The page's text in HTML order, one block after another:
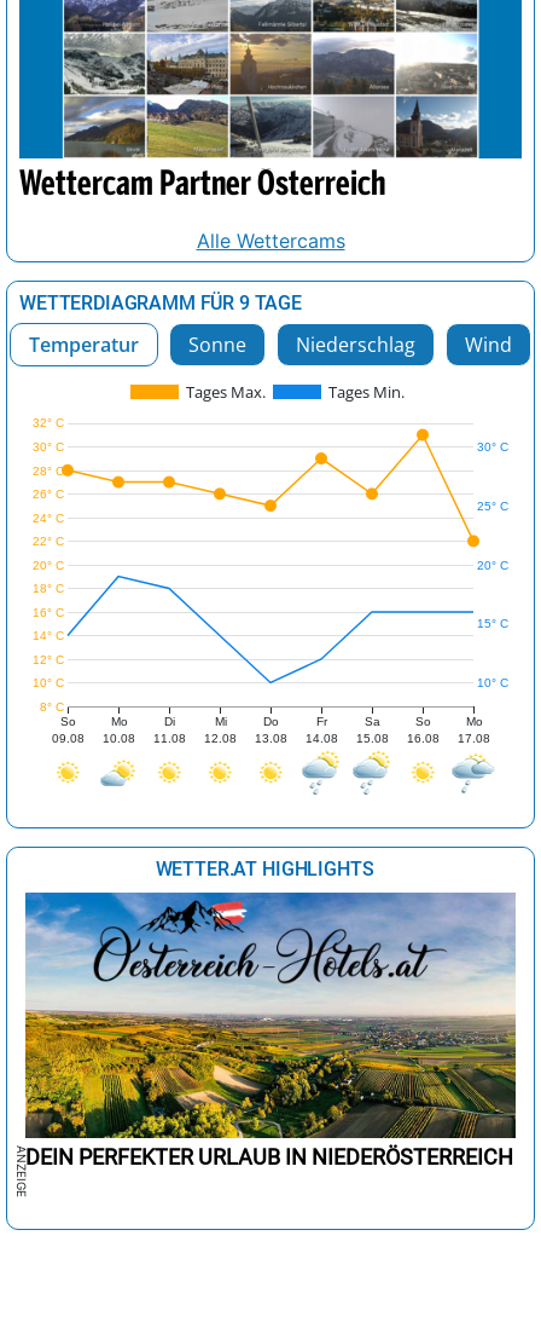
Wettercam Partner Österreich
Alle Wettercams
WETTERDIAGRAMM FÜR 9 TAGE
Temperatur Sonne Niederschlag Wind
Tages Max. Tages Min.
So
09.08
Mo
10.08
Di
11.08
Mi
12.08
Do
13.08
Fr
14.08
Sa
15.08
So
16.08
Mo
17.08
8° C
10° C
12° C
14° C
16° C
18° C
20° C
22° C
24° C
26° C
28° C
30° C
32° C
10° C
15° C
20° C
25° C
30° C
WETTER.AT HIGHLIGHTS
DEIN PERFEKTER URLAUB IN NIEDERÖSTERREICH